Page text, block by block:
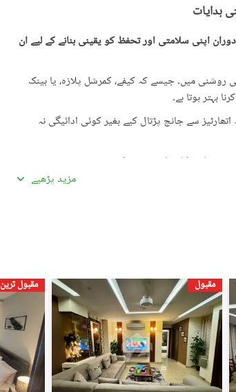
ہدایات
اپنی سلامتی اور تحفظ کو یقینی بنانے کے لیے ان
میں۔ جیسے کہ کیفے، کمرشل پلازہ، یا بینک
بہتر ہوتا ہے۔
سے جانچ پڑتال کیے بغیر کوئی ادائیگی نہ
کا موازنہ ضرور کریں۔
غیرمعمولی طور پر کم قیمتیں دھوکہ دہی کی
بھی قسم کی رکاوٹ یا تنازعے کی جانچ کریں۔
شخص کو ساتھ لے جائیں۔
معلومات شیئر کرنے سے گریز کریں۔
دار نہیں ہے۔ تمام صارفین اپنے اشتہارات
ہیں۔ کسی بھی معاہدے کو حتمی شکل دینے سے پہلے
سے مشورہ حاصل کریں۔
مزید پڑھیے
مقبول ترین مقبول